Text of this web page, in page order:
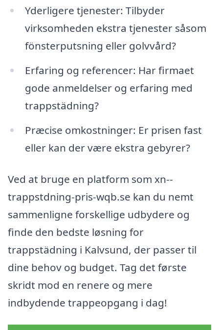
Yderligere tjenester: Tilbyder
virksomheden ekstra tjenester såsom
fönsterputsning eller golvvård?
Erfaring og referencer: Har firmaet
gode anmeldelser og erfaring med
trappstädning?
Præcise omkostninger: Er prisen fast
eller kan der være ekstra gebyrer?
Ved at bruge en platform som xn--
trappstdning-pris-wqb.se kan du nemt
sammenligne forskellige udbydere og
finde den bedste løsning for
trappstädning i Kalvsund, der passer til
dine behov og budget. Tag det første
skridt mod en renere og mere
indbydende trappeopgang i dag!